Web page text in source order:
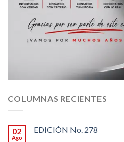
COLUMNAS RECIENTES
02
Ago
EDICIÓN No. 278